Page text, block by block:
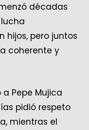
décadas
hijos, pero juntos
coherente y
Pepe Mujica
pidió respeto
mientras el